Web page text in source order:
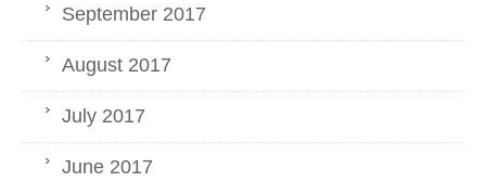
September 2017
August 2017
July 2017
June 2017